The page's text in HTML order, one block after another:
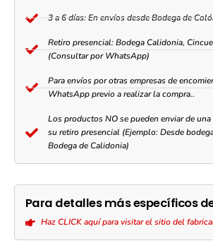
3 a 6 días: En envíos desde Bodega de
Retiro presencial: Bodega Calidonia,
(Consultar por WhatsApp)
Para envíos por otras empresas de
WhatsApp previo a realizar la compra..
Los productos NO se pueden enviar de
su retiro presencial (Ejemplo: Desde
Bodega de Calidonia)
Para detalles más específicos
Haz CLICK aquí para visitar el sitio del